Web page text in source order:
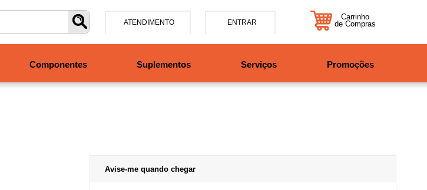
ATENDIMENTO
47997708525
ENTRAR
Carrinho
de Compras
Componentes Suplementos Serviços Promoções
Avise-me quando chegar